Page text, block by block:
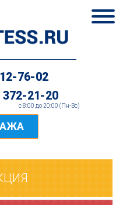
76-02
372-21-20
c 8:00 до 20:00 (Пн-Вс)